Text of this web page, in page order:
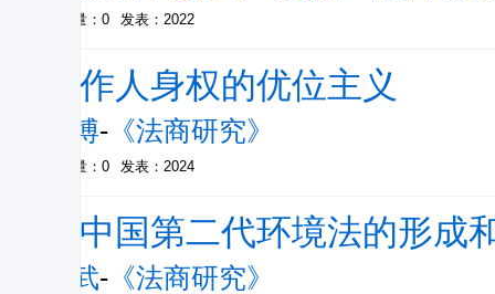
被引量：0 发表：2022
著作人身权的优位主义
曹博- 《法商研究》
被引量：0 发表：2024
论中国第二代环境法的形成
郭武- 《法商研究》